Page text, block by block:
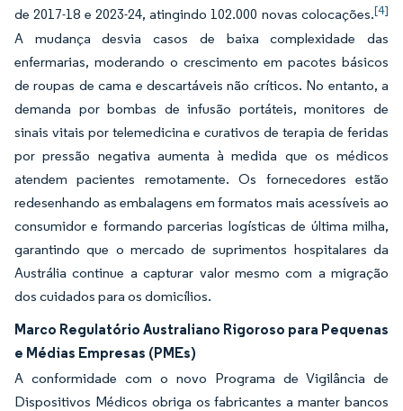
de 2017-18 e 2023-24, atingindo 102.000 novas colocações.[4]
A mudança desvia casos de baixa complexidade das
enfermarias, moderando o crescimento em pacotes básicos
de roupas de cama e descartáveis não críticos. No entanto, a
demanda por bombas de infusão portáteis, monitores de
sinais vitais por telemedicina e curativos de terapia de feridas
por pressão negativa aumenta à medida que os médicos
atendem pacientes remotamente. Os fornecedores estão
redesenhando as embalagens em formatos mais acessíveis ao
consumidor e formando parcerias logísticas de última milha,
garantindo que o mercado de suprimentos hospitalares da
Austrália continue a capturar valor mesmo com a migração
dos cuidados para os domicílios.
Marco Regulatório Australiano Rigoroso para Pequenas
e Médias Empresas (PMEs)
A conformidade com o novo Programa de Vigilância de
Dispositivos Médicos obriga os fabricantes a manter bancos